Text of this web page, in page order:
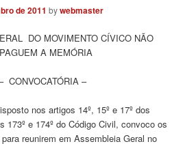
de 2011 bywebmaster
DO MOVIMENTO CÍVICO NÃO
A MEMÓRIA
CONVOCATÓRIA –
nos artigos 14º, 15º e 17º dos
173º e 174º do Código Civil, convoco os
reunirem em Assembleia Geral no